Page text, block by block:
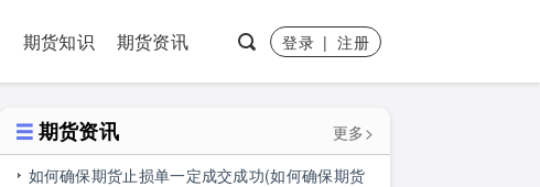
期货知识 期货资讯 登录|注册
期货资讯
更多>
如何确保期货止损单一定成交成功(如何确保期货